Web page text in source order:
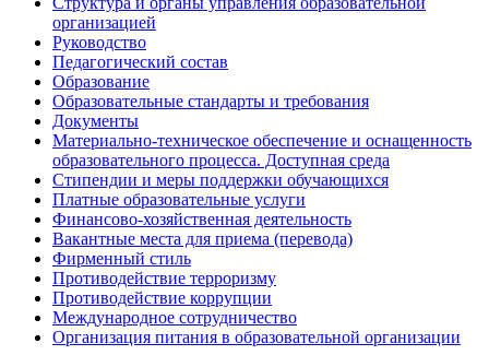
организацией
Руководство
Педагогический состав
Образование
Образовательные стандарты и требования
Документы
Материально-техническое обеспечение и оснащенность
образовательного процесса. Доступная среда
Стипендии и меры поддержки обучающихся
Платные образовательные услуги
Финансово-хозяйственная деятельность
Вакантные места для приема (перевода)
Фирменный стиль
Противодействие терроризму
Противодействие коррупции
Международное сотрудничество
Организация питания в образовательной организации